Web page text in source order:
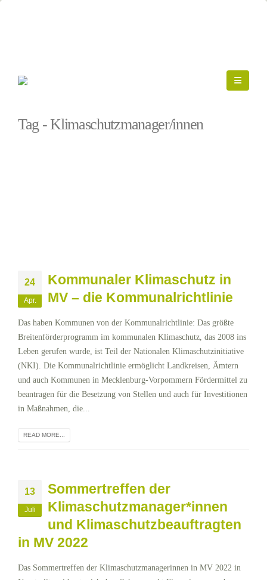
Tag - Klimaschutzmanager/innen
24
Apr.
Kommunaler Klimaschutz in
MV – die Kommunalrichtlinie
Das haben Kommunen von der Kommunalrichtlinie: Das größte
Breitenförderprogramm im kommunalen Klimaschutz, das 2008 ins
Leben gerufen wurde, ist Teil der Nationalen Klimaschutzinitiative
(NKI). Die Kommunalrichtlinie ermöglicht Landkreisen, Ämtern
und auch Kommunen in Mecklenburg-Vorpommern Fördermittel zu
beantragen für die Besetzung von Stellen und auch für Investitionen
in Maßnahmen, die...
READ MORE...
13
Juli
Sommertreffen der
Klimaschutzmanager*innen
und Klimaschutzbeauftragten
in MV 2022
Das Sommertreffen der Klimaschutzmanagerinnen in MV 2022 in